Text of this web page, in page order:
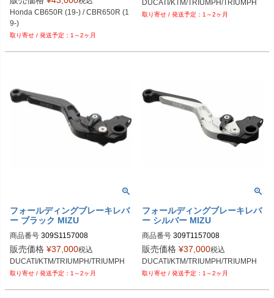
Honda CB650R (19-) / CBR650R (1
9-)
1～2ヶ月
DUCATI/KTM/TRIUMPH/TRIUMPH
1～2ヶ月
フォールディングブレーキレバ
ー ブラック MIZU
商品番号 309S1157008
販売価格 ¥37,000税込
DUCATI/KTM/TRIUMPH/TRIUMPH
1～2ヶ月
フォールディングブレーキレバ
ー シルバー MIZU
商品番号 309T1157008
販売価格 ¥37,000税込
DUCATI/KTM/TRIUMPH/TRIUMPH
1～2ヶ月